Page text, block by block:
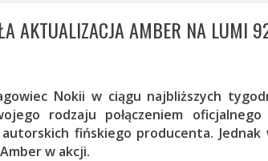
AKTUALIZACJA AMBER NA LUMI
Nokii w ciągu najbliższych
rodzaju połączeniem
fińskiego producenta. Jednak
w akcji.